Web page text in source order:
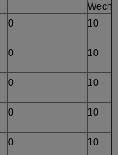
0 10
0 10
0 10
0 10
0 10